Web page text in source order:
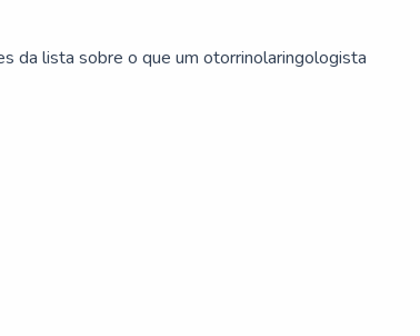
da lista sobre o que um otorrinolaringologista